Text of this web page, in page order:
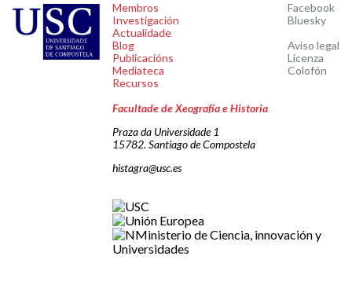
Membros
Investigación
Actualidade
Blog
Publicacións
Mediateca
Recursos
Facebook
Bluesky
Aviso legal
Licenza
Colofón
Facultade de Xeografía e Historia
Praza da Universidade 1
15782. Santiago de Compostela
histagra@usc.es